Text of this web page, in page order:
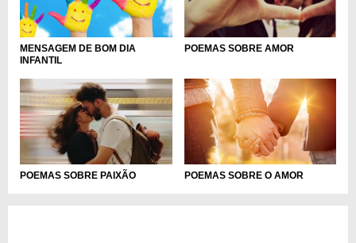
MENSAGEM DE BOM DIA
INFANTIL
POEMAS SOBRE AMOR
POEMAS SOBRE PAIXÃO POEMAS SOBRE O AMOR